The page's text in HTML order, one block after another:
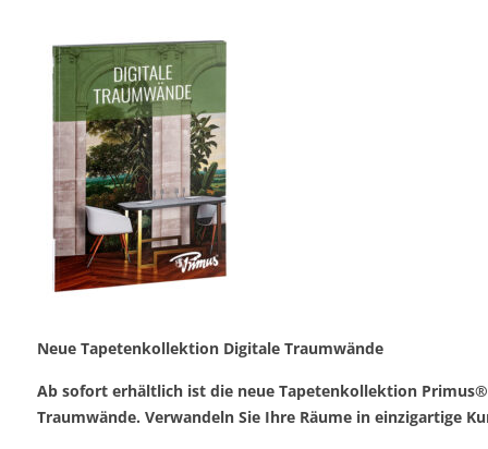
Neue Tapetenkollektion Digitale Traumwände
Ab sofort erhältlich ist die neue Tapetenkollektion
Traumwände. Verwandeln Sie Ihre Räume in einzigartige